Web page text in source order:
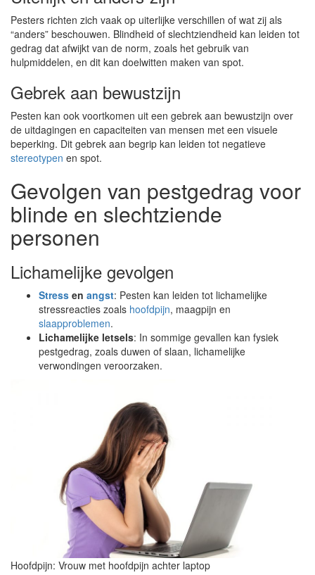
Pesters richten zich vaak op uiterlijke verschillen of wat zij als
“anders” beschouwen. Blindheid of slechtziendheid kan leiden tot
gedrag dat afwijkt van de norm, zoals het gebruik van
hulpmiddelen, en dit kan doelwitten maken van spot.
Gebrek aan bewustzijn
Pesten kan ook voortkomen uit een gebrek aan bewustzijn over
de uitdagingen en capaciteiten van mensen met een visuele
beperking. Dit gebrek aan begrip kan leiden tot negatieve
stereotypen en spot.
Gevolgen van pestgedrag voor
blinde en slechtziende
personen
Lichamelijke gevolgen
Stress en angst: Pesten kan leiden tot lichamelijke
stressreacties zoals hoofdpijn, maagpijn en
slaapproblemen.
Lichamelijke letsels: In sommige gevallen kan fysiek
pestgedrag, zoals duwen of slaan, lichamelijke
verwondingen veroorzaken.
Hoofdpijn: Vrouw met hoofdpijn achter laptop